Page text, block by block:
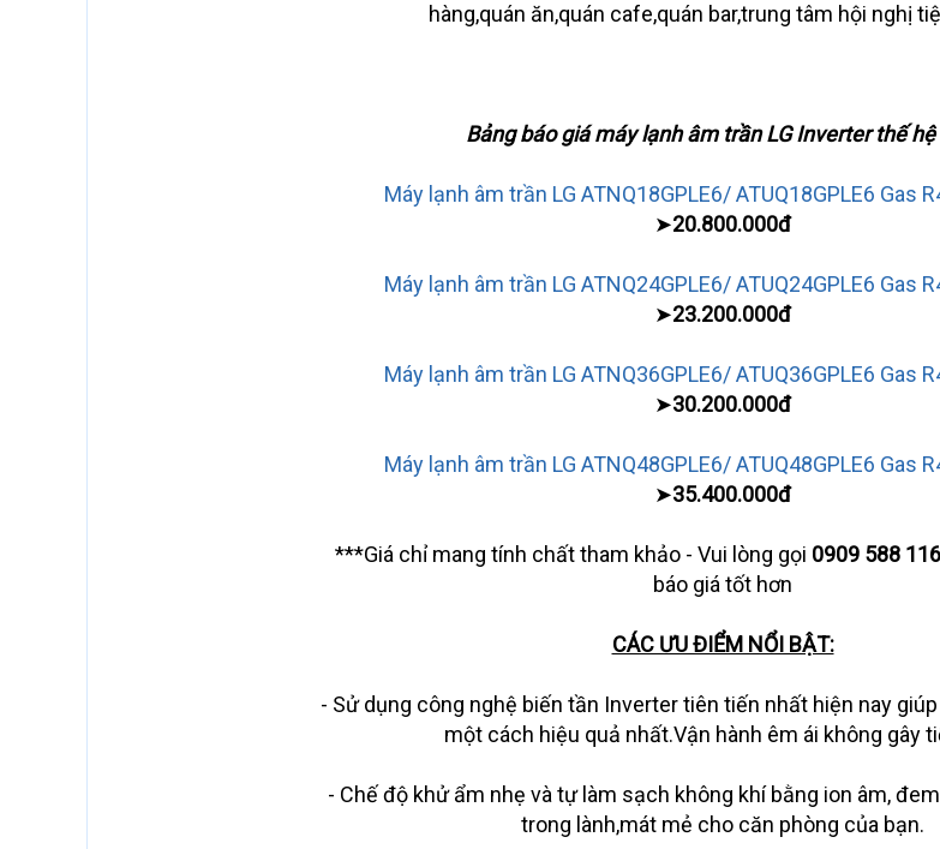
hàng,quán ăn,quán cafe,quán bar,trung tâm hội nghị
Bảng báo giá máy lạnh âm trần LG Inverter thế hệ
Máy lạnh âm trần LG ATNQ18GPLE6/ ATUQ18GPLE6 Gas
➤20.800.000đ
Máy lạnh âm trần LG ATNQ24GPLE6/ ATUQ24GPLE6 Gas
➤23.200.000đ
Máy lạnh âm trần LG ATNQ36GPLE6/ ATUQ36GPLE6 Gas
➤30.200.000đ
Máy lạnh âm trần LG ATNQ48GPLE6/ ATUQ48GPLE6 Gas
➤35.400.000đ
***Giá chỉ mang tính chất tham khảo - Vui lòng gọi 0909 588
báo giá tốt hơn
CÁC ƯU ĐIỂM NỔI BẬT:
- Sử dụng công nghệ biến tần Inverter tiên tiến nhất hiện nay
một cách hiệu quả nhất.Vận hành êm ái không gây
- Chế độ khử ẩm nhẹ và tự làm sạch không khí bằng ion âm,
trong lành,mát mẻ cho căn phòng của bạn.